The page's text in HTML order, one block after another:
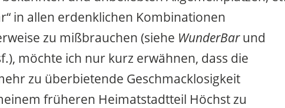
in allen erdenklichen Kombinationen
zu mißbrauchen (siehe WunderBarund
möchte ich nur kurz erwähnen, dass die
zu überbietende Geschmacklosigkeit
früheren Heimatstadtteil Höchst zu